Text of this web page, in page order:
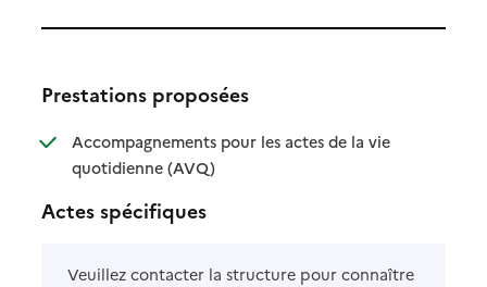
Prestations proposées
Accompagnements pour les actes de la vie
quotidienne (AVQ): disponible
: non disponible
Actes spécifiques
Veuillez contacter la structure pour connaître